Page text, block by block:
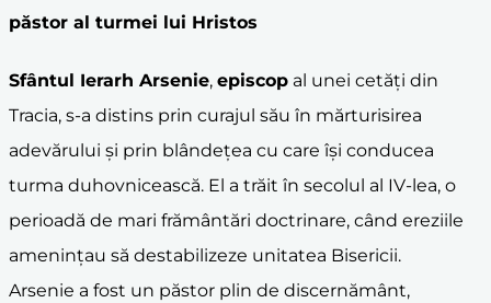
păstor al turmei lui Hristos
Sfântul Ierarh Arsenie, episcop al unei cetăți din
Tracia, s-a distins prin curajul său în mărturisirea
adevărului și prin blândețea cu care își conducea
turma duhovnicească. El a trăit în secolul al IV-lea, o
perioadă de mari frământări doctrinare, când ereziile
amenințau să destabilizeze unitatea Bisericii.
Arsenie a fost un păstor plin de discernământ,